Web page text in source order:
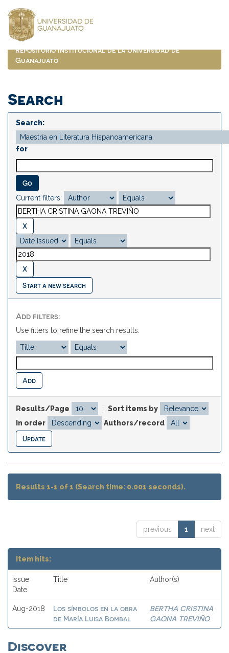
navigation
Repositorio Institucional de la Universidad de
Guanajuato
Search
Search:
for
Current filters:
Start a new search
Add filters:
Use filters to refine the search results.
Results/Page
Sort items by
In order
Authors/record
Results 1-1 of 1 (Search time: 0.001 seconds).
previous 1 next
Item hits:
Issue
Date
Title Author(s)
Aug-2018
Los símbolos en la obra
de María Luisa Bombal
BERTHA CRISTINA
GAONA TREVIÑO
Discover